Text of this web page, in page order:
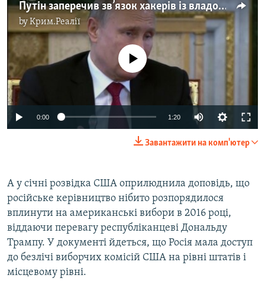
Путін заперечив зв’язок хакерів із владою в Росії (відео)
byКрим.Реалії
No media source currently available
0:00 1:20
Завантажити на комп'ютер
​А у січні розвідка США оприлюднила доповідь, що
російське керівництво нібито розпорядилося
вплинути на американські вибори в 2016 році,
віддаючи перевагу республіканцеві Дональду
Трампу. У документі йдеться, що Росія мала доступ
до безлічі виборчих комісій США на рівні штатів і
місцевому рівні.